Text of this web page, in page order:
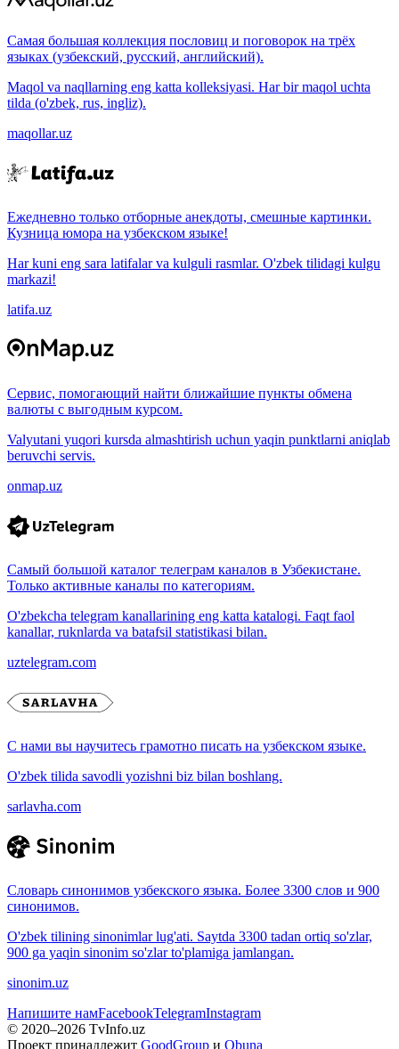
Самая большая коллекция пословиц и поговорок на трёх
языках (узбекский, русский, английский).
Maqol va naqllarning eng katta kolleksiyasi. Har bir maqol uchta
tilda (o'zbek, rus, ingliz).
maqollar.uz
Ежедневно только отборные анекдоты, смешные картинки.
Кузница юмора на узбекском языке!
Har kuni eng sara latifalar va kulguli rasmlar. O'zbek tilidagi kulgu
markazi!
latifa.uz
Сервис, помогающий найти ближайшие пункты обмена
валюты с выгодным курсом.
Valyutani yuqori kursda almashtirish uchun yaqin punktlarni aniqlab
beruvchi servis.
onmap.uz
Самый большой каталог телеграм каналов в Узбекистане.
Только активные каналы по категориям.
O'zbekcha telegram kanallarining eng katta katalogi. Faqt faol
kanallar, ruknlarda va batafsil statistikasi bilan.
uztelegram.com
С нами вы научитесь грамотно писать на узбекском языке.
O'zbek tilida savodli yozishni biz bilan boshlang.
sarlavha.com
Словарь синонимов узбекского языка. Более 3300 слов и 900
синонимов.
O'zbek tilining sinonimlar lug'ati. Saytda 3300 tadan ortiq so'zlar,
900 ga yaqin sinonim so'zlar to'plamiga jamlangan.
sinonim.uz
Напишите намFacebookTelegramInstagram
© 2020–2026 TvInfo.uz
Проект принадлежит GoodGroup и Obuna